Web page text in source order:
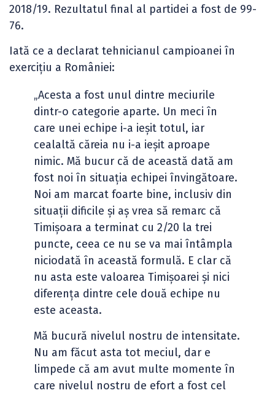
2018/19. Rezultatul final al partidei a fost de 99-
76.
Iată ce a declarat tehnicianul campioanei în
exercițiu a României:
„Acesta a fost unul dintre meciurile
dintr-o categorie aparte. Un meci în
care unei echipe i-a ieșit totul, iar
cealaltă căreia nu i-a ieșit aproape
nimic. Mă bucur că de această dată am
fost noi în situația echipei învingătoare.
Noi am marcat foarte bine, inclusiv din
situații dificile și aș vrea să remarc că
Timișoara a terminat cu 2/20 la trei
puncte, ceea ce nu se va mai întâmpla
niciodată în această formulă. E clar că
nu asta este valoarea Timișoarei și nici
diferența dintre cele două echipe nu
este aceasta.
Mă bucură nivelul nostru de intensitate.
Nu am făcut asta tot meciul, dar e
limpede că am avut multe momente în
care nivelul nostru de efort a fost cel